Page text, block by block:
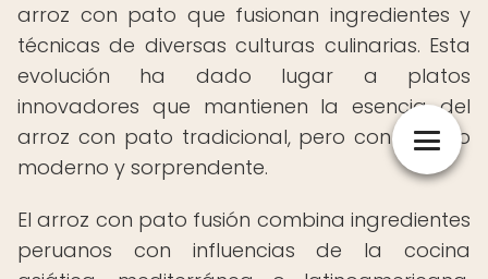
arroz con pato que fusionan ingredientes y
técnicas de diversas culturas culinarias. Esta
evolución ha dado lugar a platos
innovadores que mantienen la esencia del
arroz con pato tradicional, pero con un giro
moderno y sorprendente.
El arroz con pato fusión combina ingredientes
peruanos con influencias de la cocina